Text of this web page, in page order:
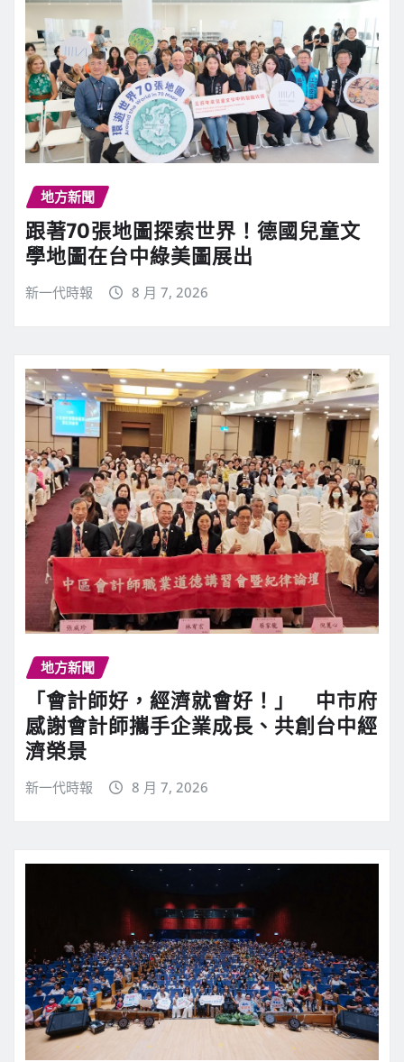
地方新聞
跟著70張地圖探索世界！德國兒童文
學地圖在台中綠美圖展出
新一代時報 8 月 7, 2026
地方新聞
「會計師好，經濟就會好！」 中市府
感謝會計師攜手企業成長、共創台中經
濟榮景
新一代時報 8 月 7, 2026